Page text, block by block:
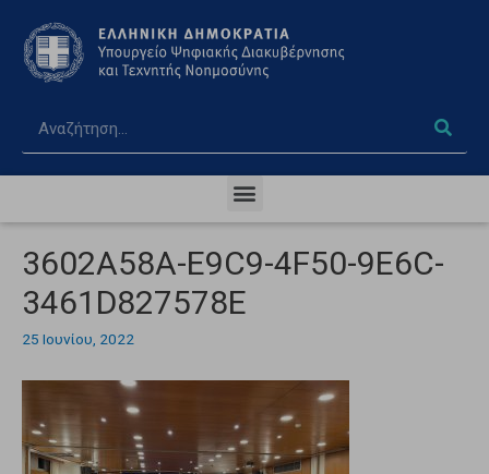
3602A58A-E9C9-4F50-9E6C-
3461D827578E
25 Ιουνίου, 2022